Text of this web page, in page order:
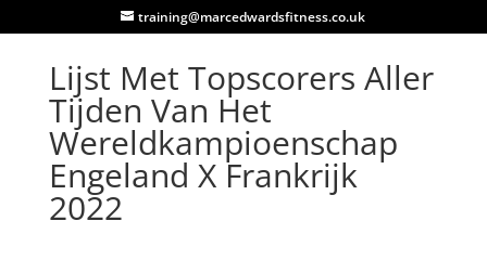
training@marcedwardsfitness.co.uk
Lijst Met Topscorers Aller
Tijden Van Het
Wereldkampioenschap
Engeland X Frankrijk
2022